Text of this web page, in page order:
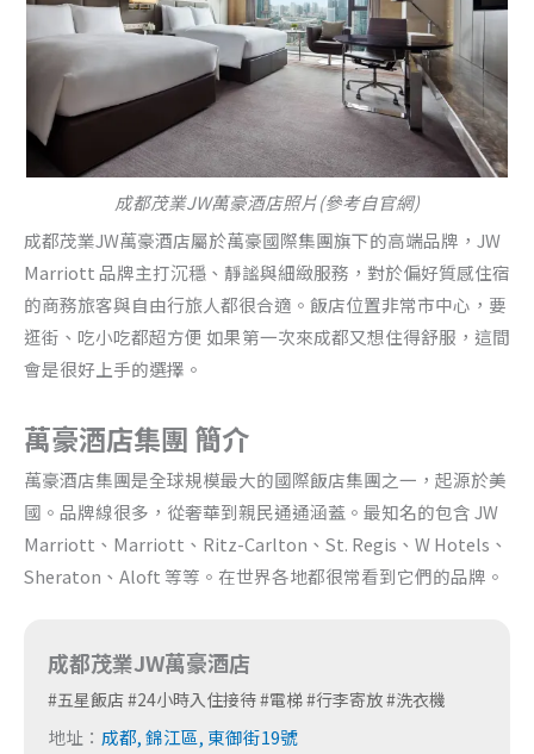
成都茂業JW萬豪酒店照片(參考自官網)
成都茂業JW萬豪酒店屬於萬豪國際集團旗下的高端品牌，JW
Marriott 品牌主打沉穩、靜謐與細緻服務，對於偏好質感住宿
的商務旅客與自由行旅人都很合適。飯店位置非常市中心，要
逛街、吃小吃都超方便 如果第一次來成都又想住得舒服，這間
會是很好上手的選擇。
萬豪酒店集團 簡介
萬豪酒店集團是全球規模最大的國際飯店集團之一，起源於美
國。品牌線很多，從奢華到親民通通涵蓋。最知名的包含 JW
Marriott、Marriott、Ritz-Carlton、St. Regis、W Hotels、
Sheraton、Aloft 等等。在世界各地都很常看到它們的品牌。
成都茂業JW萬豪酒店
#五星飯店 #24小時入住接待 #電梯 #行李寄放 #洗衣機
地址： 成都, 錦江區, 東御街19號